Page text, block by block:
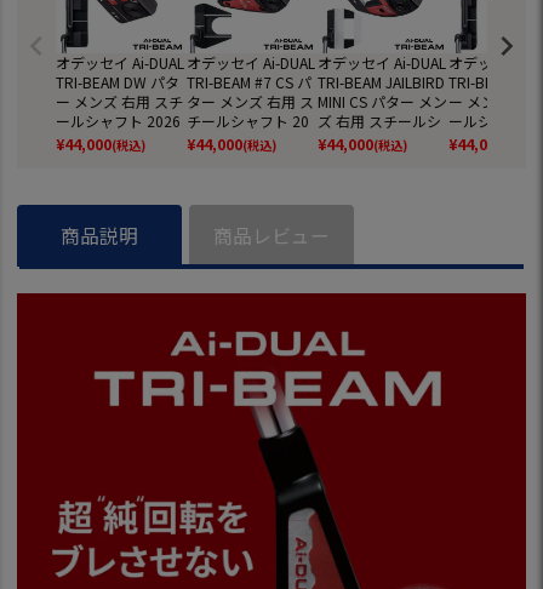
オデッセイ Ai-DUAL
TRI-BEAM DW パタ
ー メンズ 右用 スチ
ールシャフト 2026
年モデル ODYSSEY
日本正規品 日本モ
¥44,000(税込)
オデッセイ Ai-DUAL
TRI-BEAM #7 CS パ
ター メンズ 右用 ス
チールシャフト 20
26年モデル ODYSS
EY 日本正規品 日本
¥44,000(税込)
オデッセイ Ai-DUAL
TRI-BEAM JAILBIRD
MINI CS パター メン
ズ 右用 スチールシ
ャフト 2026年モデ
ル ODYSSEY 日本正
¥44,000(税込)
オデッセイ
TRI-BEAM #1
ー メンズ 右
ールシャフト
年モデル
日本正規品
¥44,000
商品説明 商品レビュー